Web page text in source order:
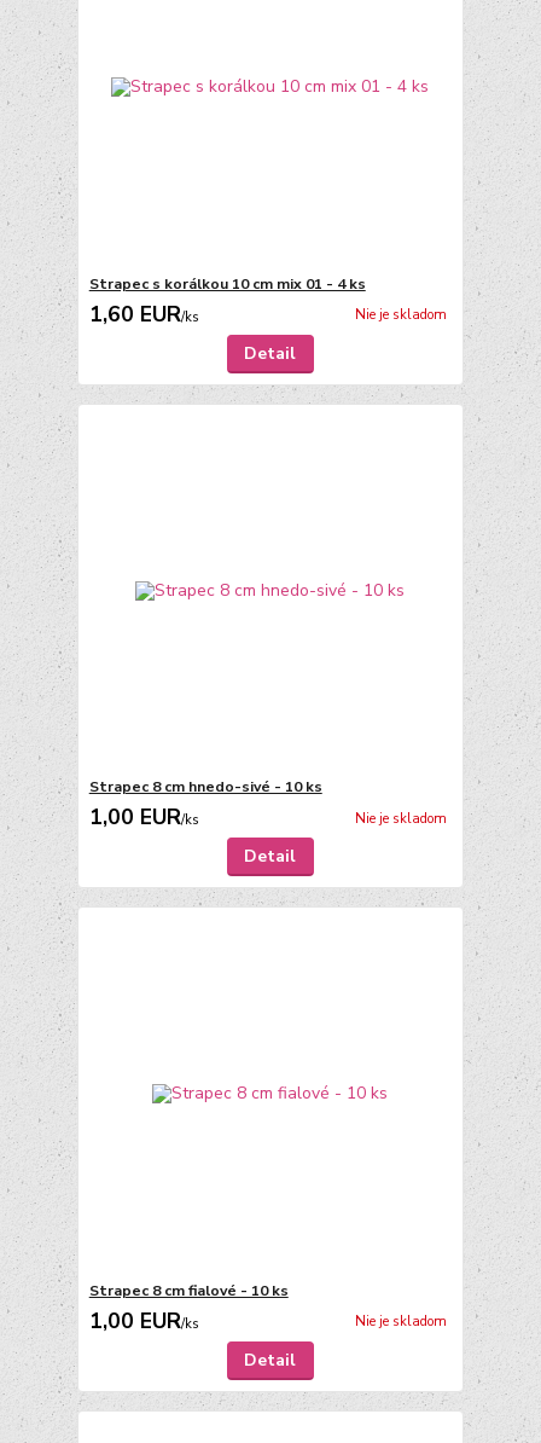
Strapec s korálkou 10 cm mix 01 - 4 ks
1,60 EUR/ks Nie je skladom
Detail
Strapec 8 cm hnedo-sivé - 10 ks
1,00 EUR/ks Nie je skladom
Detail
Strapec 8 cm fialové - 10 ks
1,00 EUR/ks Nie je skladom
Detail